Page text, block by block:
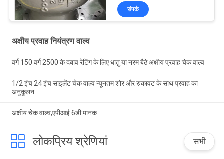
संपर्क
अक्षीय प्रवाह नियंत्रण वाल्व
वर्ग 150 वर्ग 2500 के दबाव रेटिंग के लिए धातु या नरम बैठे अक्षीय प्रवाह चेक वाल्व
1/2 इंच 24 इंच साइलेंट चेक वाल्व न्यूनतम शोर और रुकावट के साथ प्रवाह का
अनुकूलन
अक्षीय चेक वाल्व,एपीआई 6डी मानक
लोकप्रिय श्रेणियां सभी